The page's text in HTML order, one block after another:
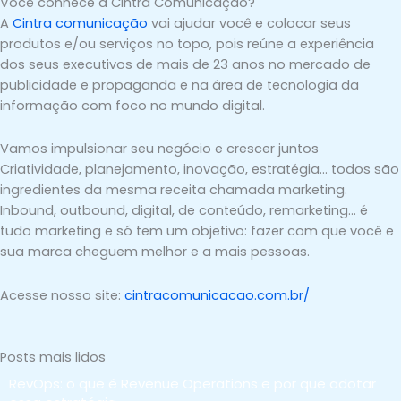
A Cintra comunicação vai ajudar você e colocar seus
produtos e/ou serviços no topo, pois reúne a experiência
dos seus executivos de mais de 23 anos no mercado de
publicidade e propaganda e na área de tecnologia da
informação com foco no mundo digital.
Vamos impulsionar seu negócio e crescer juntos
Criatividade, planejamento, inovação, estratégia… todos são
ingredientes da mesma receita chamada marketing.
Inbound, outbound, digital, de conteúdo, remarketing… é
tudo marketing e só tem um objetivo: fazer com que você e
sua marca cheguem melhor e a mais pessoas.
Acesse nosso site: cintracomunicacao.com.br/
Posts mais lidos
RevOps: o que é Revenue Operations e por que adotar